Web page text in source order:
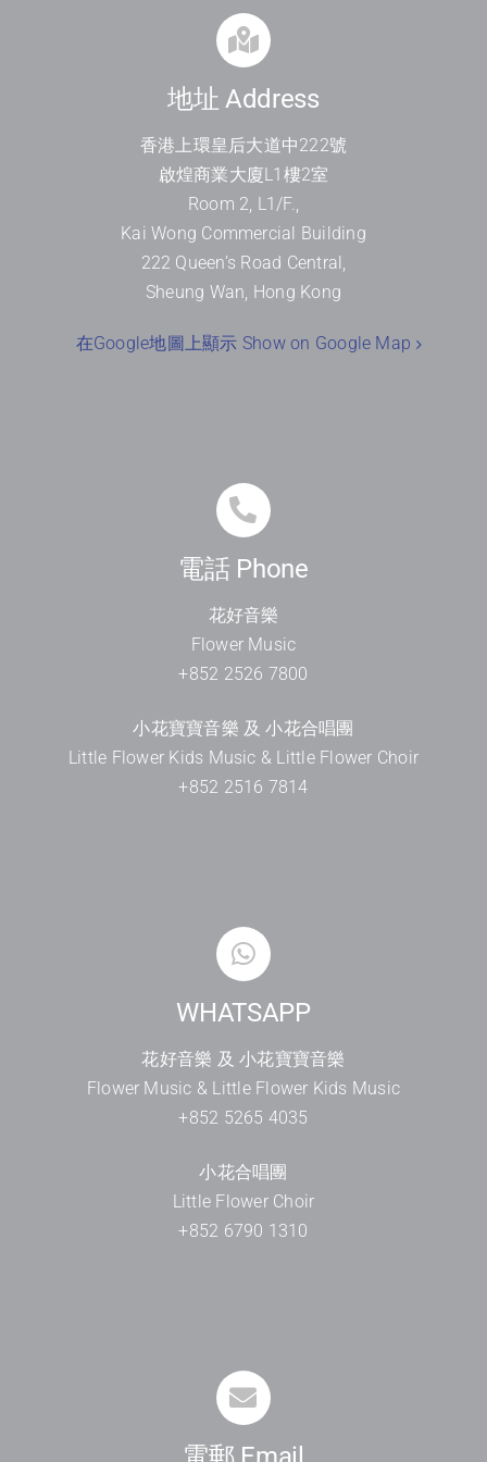
地址 Address
香港上環皇后大道中222號
啟煌商業大廈L1 樓2室
Room 2, L1/F.,
Kai Wong Commercial Building
222 Queen’s Road Central,
Sheung Wan, Hong Kong
在Google地圖上顯示 Show on Google Map
電話 Phone
花好音樂
Flower Music
+852 2526 7800
小花寶寶音樂 及 小花合唱團
Little Flower Kids Music & Little Flower Choir
+852 2516 7814
WHATSAPP
花好音樂 及 小花寶寶音樂
Flower Music & Little Flower Kids Music
+852 5265 4035
小花合唱團
Little Flower Choir
+852 6790 1310